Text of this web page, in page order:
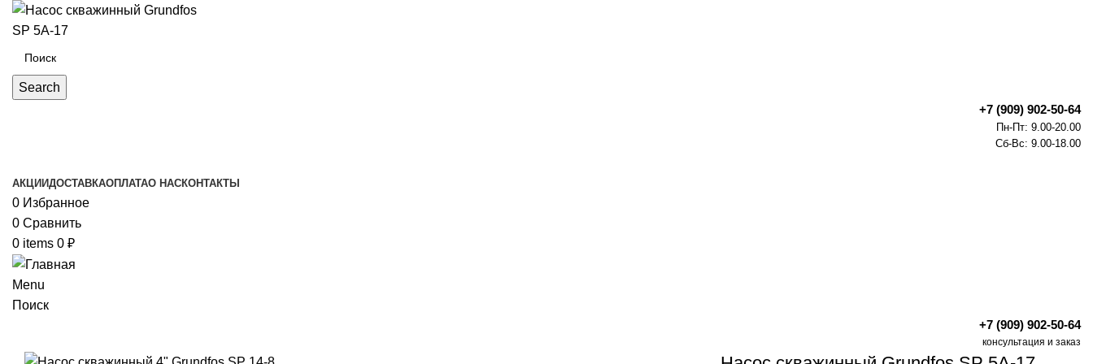
Search
+7 (909) 902-50-64
Пн-Пт: 9.00-20.00
Сб-Вс: 9.00-18.00
АКЦИИДОСТАВКАОПЛАТАО НАСКОНТАКТЫ
0 Избранное
0 Сравнить
0 items 0 ₽
Menu
Поиск
+7 (909) 902-50-64
консультация и заказ